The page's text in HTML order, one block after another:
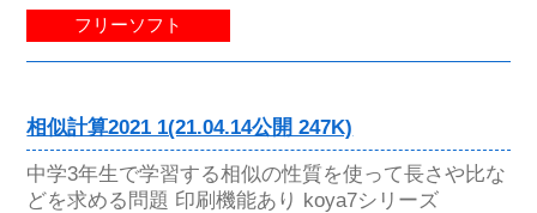
フリーソフト
相似計算2021 1(21.04.14公開 247K)
中学3年生で学習する相似の性質を使って長さや比な
どを求める問題 印刷機能あり koya7シリーズ